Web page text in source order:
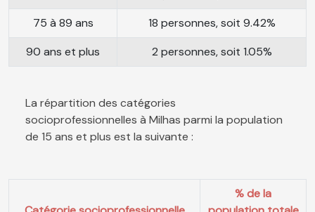
75 à 89 ans
18 personnes, soit 9.42%
90 ans et plus
2 personnes, soit 1.05%
La répartition des catégories
socioprofessionnelles à Milhas parmi la population
de 15 ans et plus est la suivante :
% de la